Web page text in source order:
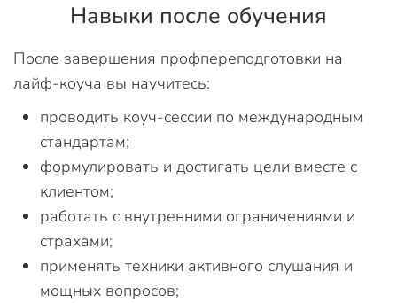
Навыки после обучения
После завершения профпереподготовки на
лайф-коуча вы научитесь:
проводить коуч-сессии по международным
стандартам;
формулировать и достигать цели вместе с
клиентом;
работать с внутренними ограничениями и
страхами;
применять техники активного слушания и
мощных вопросов;